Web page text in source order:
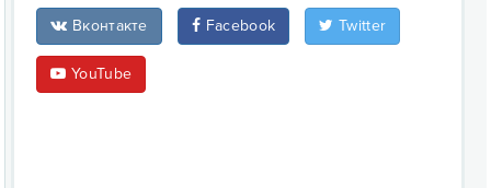
Вконтакте Facebook Twitter
YouTube